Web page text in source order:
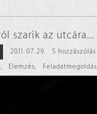
szarik az utcára...
2011. 07. 29.
5 hozzászólás
, Elemzés, Feladatmegoldás